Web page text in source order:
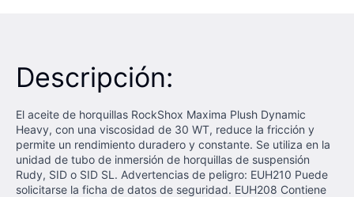
Descripción:
El aceite de horquillas RockShox Maxima Plush Dynamic
Heavy, con una viscosidad de 30 WT, reduce la fricción y
permite un rendimiento duradero y constante. Se utiliza en la
unidad de tubo de inmersión de horquillas de suspensión
Rudy, SID o SID SL. Advertencias de peligro: EUH210 Puede
solicitarse la ficha de datos de seguridad. EUH208 Contiene